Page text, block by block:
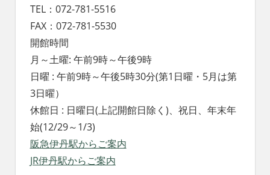
TEL：072-781-5516
FAX：072-781-5530
開館時間
月～土曜: 午前9時～午後9時
日曜 : 午前9時～午後5時30分(第1日曜・5月は第
3日曜）
休館日 : 日曜日(上記開館日除く)、祝日、年末年
始(12/29～1/3)
阪急伊丹駅からご案内
JR伊丹駅からご案内